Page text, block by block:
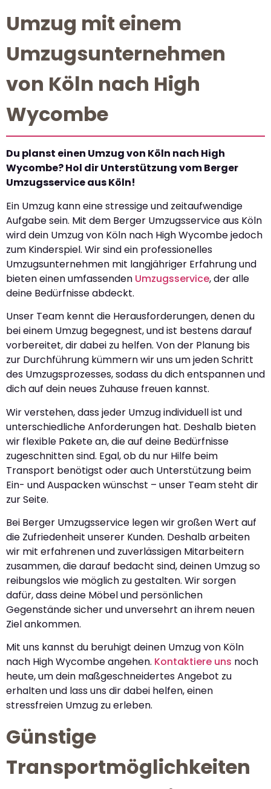
Umzug mit einem
Umzugsunternehmen
von Köln nach High
Wycombe
Du planst einen Umzug von Köln nach High
Wycombe? Hol dir Unterstützung vom Berger
Umzugsservice aus Köln!
Ein Umzug kann eine stressige und zeitaufwendige
Aufgabe sein. Mit dem Berger Umzugsservice aus Köln
wird dein Umzug von Köln nach High Wycombe jedoch
zum Kinderspiel. Wir sind ein professionelles
Umzugsunternehmen mit langjähriger Erfahrung und
bieten einen umfassenden Umzugsservice, der alle
deine Bedürfnisse abdeckt.
Unser Team kennt die Herausforderungen, denen du
bei einem Umzug begegnest, und ist bestens darauf
vorbereitet, dir dabei zu helfen. Von der Planung bis
zur Durchführung kümmern wir uns um jeden Schritt
des Umzugsprozesses, sodass du dich entspannen und
dich auf dein neues Zuhause freuen kannst.
Wir verstehen, dass jeder Umzug individuell ist und
unterschiedliche Anforderungen hat. Deshalb bieten
wir flexible Pakete an, die auf deine Bedürfnisse
zugeschnitten sind. Egal, ob du nur Hilfe beim
Transport benötigst oder auch Unterstützung beim
Ein- und Auspacken wünschst – unser Team steht dir
zur Seite.
Bei Berger Umzugsservice legen wir großen Wert auf
die Zufriedenheit unserer Kunden. Deshalb arbeiten
wir mit erfahrenen und zuverlässigen Mitarbeitern
zusammen, die darauf bedacht sind, deinen Umzug so
reibungslos wie möglich zu gestalten. Wir sorgen
dafür, dass deine Möbel und persönlichen
Gegenstände sicher und unversehrt an ihrem neuen
Ziel ankommen.
Mit uns kannst du beruhigt deinen Umzug von Köln
nach High Wycombe angehen. Kontaktiere uns noch
heute, um dein maßgeschneidertes Angebot zu
erhalten und lass uns dir dabei helfen, einen
stressfreien Umzug zu erleben.
Günstige
Transportmöglichkeiten